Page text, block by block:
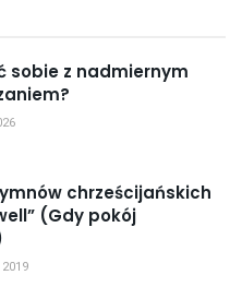
sobie z nadmiernym
chrześcijańskich
(Gdy pokój